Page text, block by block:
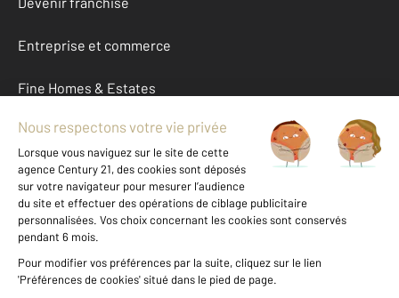
Entreprise et commerce
Fine Homes & Estates
À propos
International
Nous contacter